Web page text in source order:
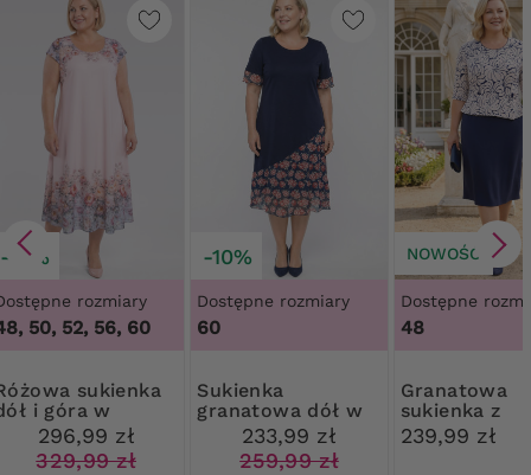
-10%
rozmiary
50, 52, 56, 60
i góra w
296,99 zł
329,99 zł
-10%
Dostępne rozmiary
60
Sukienka
granatowa dół w
różowe kwiaty
233,99 zł
259,99 zł
NOWOŚĆ
Dostępne
48
Granatowa
sukienka z
baskinką w
beżowe
239,99 zł